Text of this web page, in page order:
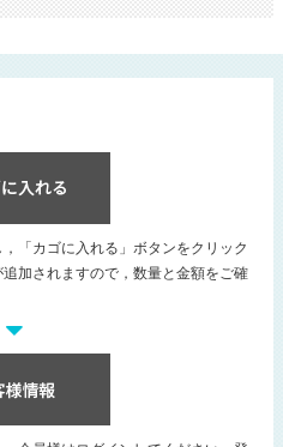
「カゴに入れる」ボタンをクリック
加されますので，数量と金額をご確